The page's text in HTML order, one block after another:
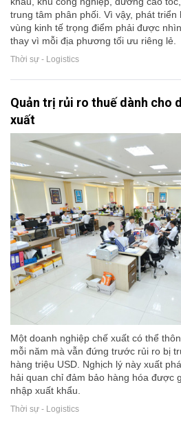
trung tâm phân phối. Vì vậy, phát triển
vùng kinh tế trọng điểm phải được
thay vì mỗi địa phương tối ưu riêng lẻ.
Thời sự - Logistics
Quản trị rủi ro thuế dành cho
xuất
Một doanh nghiệp chế xuất có thể
mỗi năm mà vẫn đứng trước rủi ro bị
hàng triệu USD. Nghịch lý này xuất
hải quan chỉ đảm bảo hàng hóa được
nhập xuất khẩu.
Thời sự - Logistics